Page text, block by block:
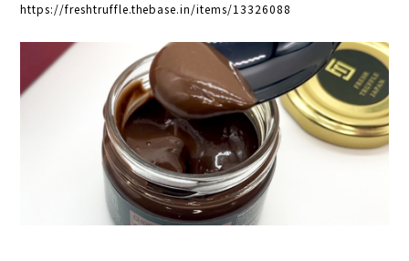
https://freshtruffle.thebase.in/items/13326088